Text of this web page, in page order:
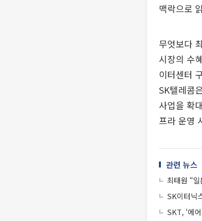
맥락으로
무엇보다
시장의 수
이터센터
SK텔레콤
사업을 확
프라 운영
관련 뉴스
최태원 “
SK이터닉
SKT, ‘에